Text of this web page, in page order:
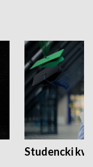
Studencki